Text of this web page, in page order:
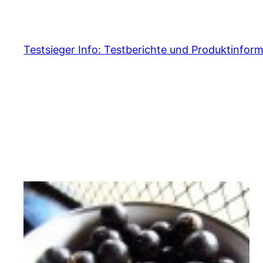
content
Testsieger Info: Testberichte und